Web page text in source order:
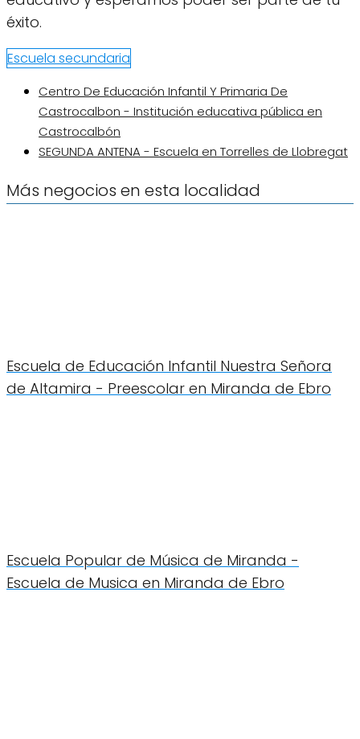
éxito.
Escuela secundaria
Centro De Educación Infantil Y Primaria De
Castrocalbon - Institución educativa pública en
Castrocalbón
SEGUNDA ANTENA - Escuela en Torrelles de Llobregat
Más negocios en esta localidad
Escuela de Educación Infantil Nuestra Señora
de Altamira - Preescolar en Miranda de Ebro
Escuela Popular de Música de Miranda -
Escuela de Musica en Miranda de Ebro